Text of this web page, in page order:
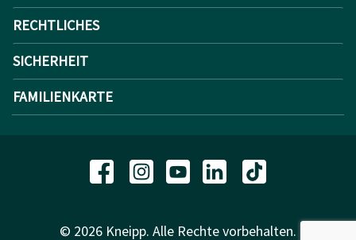
RECHTLICHES
SICHERHEIT
FAMILIENKARTE
© 2026 Kneipp. Alle Rechte vorbehalten.